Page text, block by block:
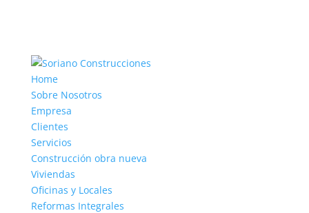
Home
Sobre Nosotros
Empresa
Clientes
Servicios
Construcción obra nueva
Viviendas
Oficinas y Locales
Reformas Integrales